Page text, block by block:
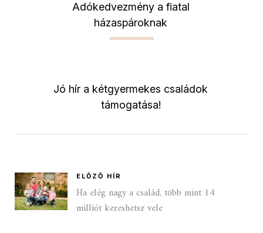
Adókedvezmény a fiatal
házaspároknak
Jó hír a kétgyermekes családok
támogatása!
ELŐZŐ HÍR
Ha elég nagy a család, több mint 14
milliót kereshetsz vele